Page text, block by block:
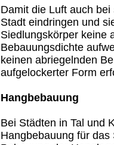
Damit die Luft auch
Stadt eindringen und
Siedlungskörper keine
Bebauungsdichte
keinen abriegelnden
aufgelockerter Form
Hangbebauung
Bei Städten in Tal und
Hangbebauung für